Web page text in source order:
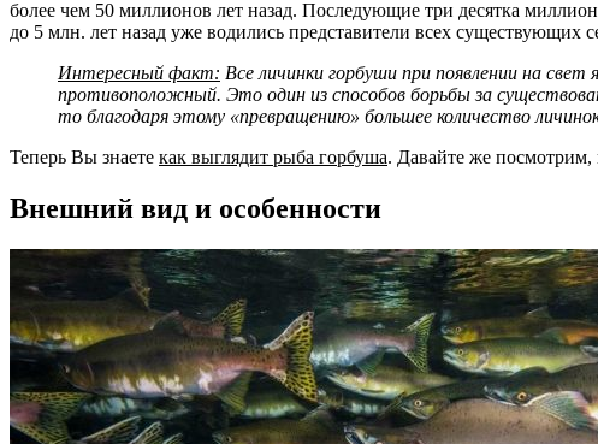
более чем 50 миллионов лет назад. Последующие три десятка
до 5 млн. лет назад уже водились представители всех существующих
Интересный факт: Все личинки горбуши при появлении на
противоположный. Это один из способов борьбы за
то благодаря этому «превращению» большее количество
Теперь Вы знаете как выглядит рыба горбуша. Давайте же посмотрим,
Внешний вид и особенности